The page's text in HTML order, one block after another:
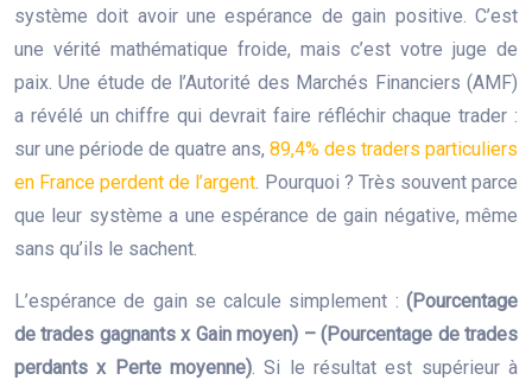
système doit avoir une espérance de gain positive. C’est
une vérité mathématique froide, mais c’est votre juge de
paix. Une étude de l’Autorité des Marchés Financiers (AMF)
a révélé un chiffre qui devrait faire réfléchir chaque trader :
sur une période de quatre ans, 89,4% des traders particuliers
en France perdent de l’argent . Pourquoi ? Très souvent parce
que leur système a une espérance de gain négative, même
sans qu’ils le sachent.
L’espérance de gain se calcule simplement : (Pourcentage
de trades gagnants x Gain moyen) – (Pourcentage de trades
perdants x Perte moyenne) . Si le résultat est supérieur à